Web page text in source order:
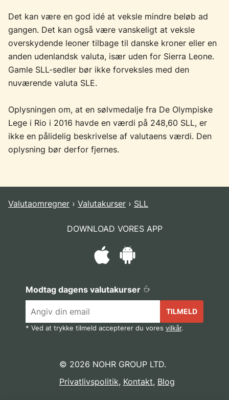
Det kan være en god idé at veksle mindre beløb ad
gangen. Det kan også være vanskeligt at veksle
overskydende leoner tilbage til danske kroner eller en
anden udenlandsk valuta, især uden for Sierra Leone.
Gamle SLL-sedler bør ikke forveksles med den
nuværende valuta SLE.
Oplysningen om, at en sølvmedalje fra De Olympiske
Lege i Rio i 2016 havde en værdi på 248,60 SLL, er
ikke en pålidelig beskrivelse af valutaens værdi. Den
oplysning bør derfor fjernes.
Valutaomregner Valutakurser SLL
DOWNLOAD VORES APP
Modtag dagens valutakurser
TILMELD
* Ved at trykke tilmeld accepterer du vores vilkår.
© 2026 NOHR GROUP LTD.
Privatlivspolitik, Kontakt, Blog